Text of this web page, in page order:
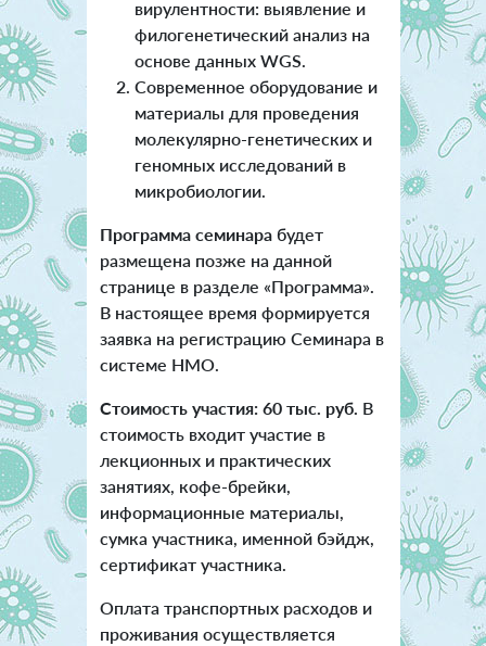
вирулентности: выявление и
филогенетический анализ на
основе данных WGS.
Современное оборудование и
материалы для проведения
молекулярно-генетических и
геномных исследований в
микробиологии.
Программа семинарабудет
размещена позже на данной
странице в разделе «Программа».
В настоящее время формируется
заявка на регистрацию Семинара в
системе НМО.
Стоимость участия: 60 тыс. руб. В
стоимость входит участие в
лекционных и практических
занятиях, кофе-брейки,
информационные материалы,
сумка участника, именной бэйдж,
сертификат участника.
Оплата транспортных расходов и
проживания осуществляется